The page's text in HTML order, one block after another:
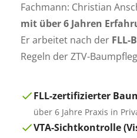
Fachmann: Christian
mit über 6 Jahren
Er arbeitet nach der
Regeln der ZTV-
FLL-zertifizierter
über 6 Jahre Praxis in
VTA-Sichtkontrolle